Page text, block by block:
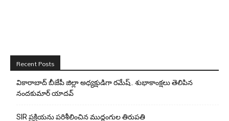
Recent Posts
వికారాబాద్ బీజేపీ జిల్లా అధ్యక్షుడిగా రమేష్‌.. శుభాకాంక్షలు తెలిపిన
నందకుమార్ యాదవ్
SIR ప్రక్రియను పరిశీలించిన ముద్దంగుల తిరుపతి